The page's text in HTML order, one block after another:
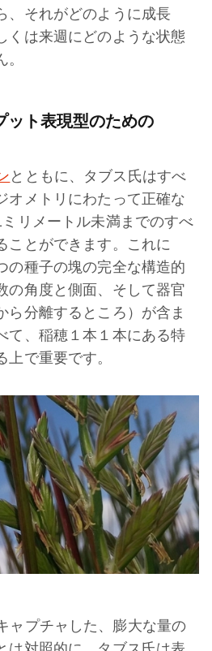
、それがどのように成長
くは来週にどのような状態
ット表現型のための
とともに、タブス氏はすべ
オメトリにわたって正確な
リメートル未満までのすべ
ことができます。これに
の種子の塊の完全な構造的
の角度と側面、そして器官
ら分離するところ）が含ま
て、稲穂１本１本にある特
上で重要です。
ャプチャした、膨大な量の